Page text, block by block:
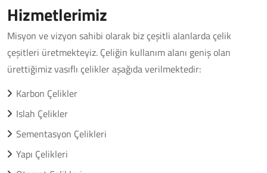
Hizmetlerimiz
Misyon ve vizyon sahibi olarak biz çeşitli alanlarda çelik
çeşitleri üretmekteyiz. Çeliğin kullanım alanı geniş olan
ürettiğimiz vasıflı çelikler aşağıda verilmektedir:
Karbon Çelikler
Islah Çelikler
Sementasyon Çelikleri
Yapı Çelikleri